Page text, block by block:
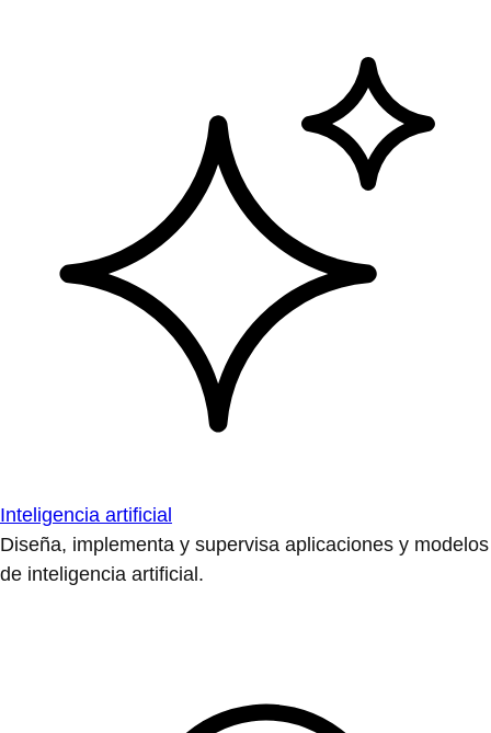
Inteligencia artificial
Diseña, implementa y supervisa aplicaciones y modelos
de inteligencia artificial.